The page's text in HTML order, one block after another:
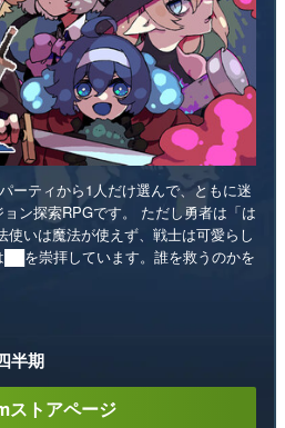
ーティから1人だけ選んで、ともに迷
ン探索RPGです。 ただし勇者は「は
使いは魔法が使えず、戦士は可愛らし
を崇拝しています。誰を救うのかを
半期
ストアページ